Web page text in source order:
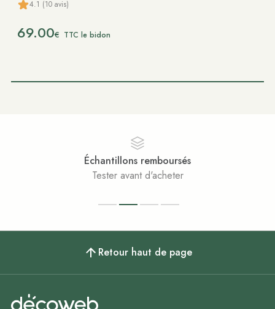
4.1 (10 avis)
69.00€ TTC le bidon
Échantillons remboursés
Tester avant d'acheter
Retour haut de page